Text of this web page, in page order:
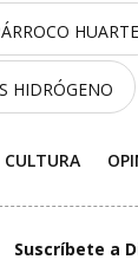
HUARTE
HIDRÓGENO
CULTURA
Suscríbete a